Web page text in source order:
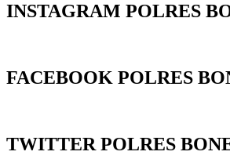
INSTAGRAM POLRES
FACEBOOK POLRES
TWITTER POLRES